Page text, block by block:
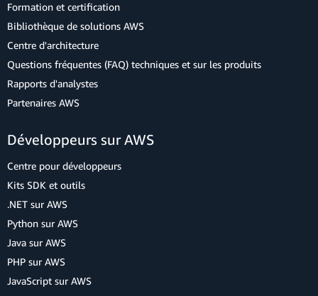
Formation et certification
Bibliothèque de solutions AWS
Centre d'architecture
Questions fréquentes (FAQ) techniques et sur les produits
Rapports d'analystes
Partenaires AWS
Développeurs sur AWS
Centre pour développeurs
Kits SDK et outils
.NET sur AWS
Python sur AWS
Java sur AWS
PHP sur AWS
JavaScript sur AWS